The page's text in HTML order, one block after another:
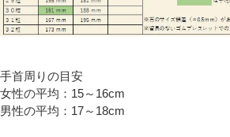
手首周りの目安
女性の平均：15～16cm
男性の平均：17～18cm